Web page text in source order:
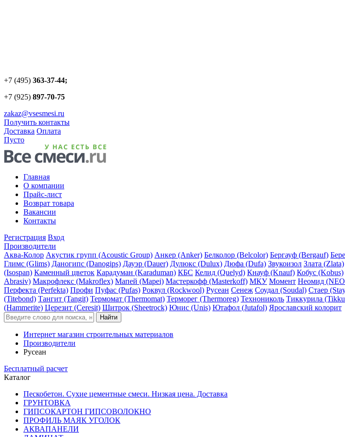
+7 (495) 363-37-44;
+7 (925) 897-70-75
zakaz@vsesmesi.ru
Получить контакты
Доставка Оплата
Пусто
Главная
О компании
Прайс-лист
Возврат товара
Вакансии
Контакты
Регистрация Вход
Производители
Аква-Колор Акустик групп (Acoustic Group) Анкер (Anker) Белколор (Belcolor) Бергауф (Bergauf)
Глимс (Glims) Даногипс (Danogips) Дауэр (Dauer) Дулюкс (Dulux) Дюфа (Dufa) Звукоизол Злата (Zlata)
(Isospan) Каменный цветок Карадуман (Karaduman) КБС Келид (Quelyd) Кнауф (Knauf) Кобус (Kobus)
Abrasiv) Макрофлекс (Makroflex) Мапей (Mapei) Мастеркофф (Masterkoff) МКУ Момент Неомид
Перфекта (Perfekta) Профи Пуфас (Pufas) Роквул (Rockwool) Русеан Сенеж Соудал (Soudal) Стаер
(Titebond) Тангит (Tangit) Термомат (Thermomat) Терморег (Thermoreg) Технониколь Тиккурила
(Hammerite) Церезит (Ceresit) Шитрок (Sheetrock) Юнис (Unis) Ютафол (Jutafol) Ярославский колорит
Интернет магазин строительных материалов
Производители
Русеан
Бесплатный расчет
Каталог
Пескобетон. Сухие цементные смеси. Низкая цена. Доставка
ГРУНТОВКА
ГИПСОКАРТОН ГИПСОВОЛОКНО
ПРОФИЛЬ МАЯК УГОЛОК
АКВАПАНЕЛИ